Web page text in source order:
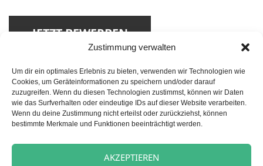
Zustimmung verwalten
Um dir ein optimales Erlebnis zu bieten, verwenden wir Technologien wie
Cookies, um Geräteinformationen zu speichern und/oder darauf
zuzugreifen. Wenn du diesen Technologien zustimmst, können wir Daten
wie das Surfverhalten oder eindeutige IDs auf dieser Website verarbeiten.
Wenn du deine Zustimmung nicht erteilst oder zurückziehst, können
bestimmte Merkmale und Funktionen beeinträchtigt werden.
AKZEPTIEREN